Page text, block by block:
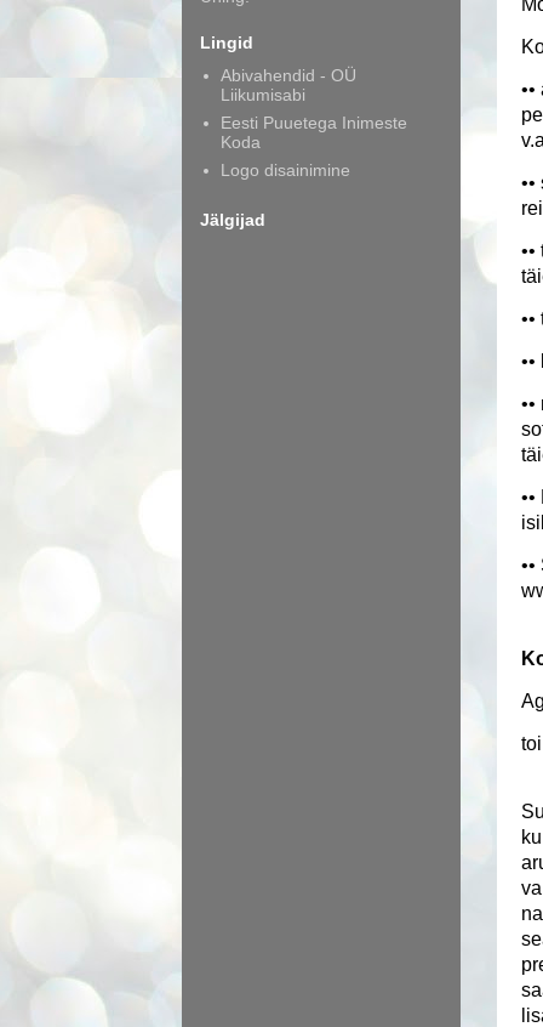
Lingid
Abivahendid - OÜ
Liikumisabi
Eesti Puuetega Inimeste
Koda
Logo disainimine
Jälgijad